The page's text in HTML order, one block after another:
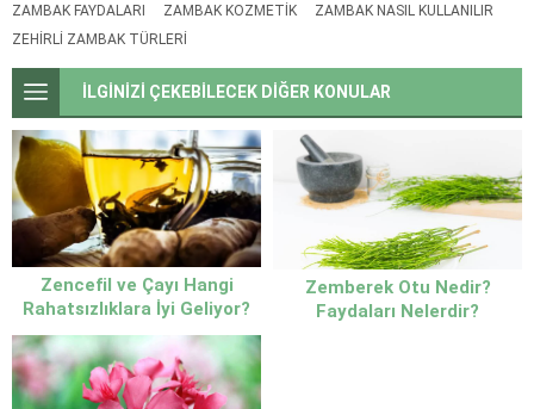
ZAMBAK FAYDALARI
ZAMBAK KOZMETIK
ZAMBAK NASIL KULLANILIR
ZEHIRLI ZAMBAK TÜRLERI
İLGİNİZİ ÇEKEBİLECEK DİĞER KONULAR
Zencefil ve Çayı Hangi
Rahatsızlıklara İyi Geliyor?
Zemberek Otu Nedir?
Faydaları Nelerdir?